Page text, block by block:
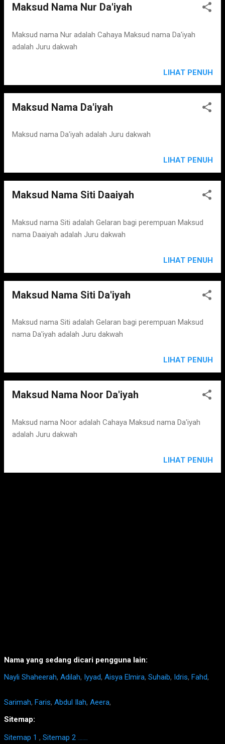
Maksud Nama Nur Da'iyah
Maksud nama Nur adalah Cahaya Maksud nama Da'iyah
adalah Juru dakwah
LIHAT PENUH
Maksud Nama Da'iyah
Maksud nama Da'iyah adalah Juru dakwah
LIHAT PENUH
Maksud Nama Siti Daaiyah
Maksud nama Siti adalah Gelaran bagi perempuan Maksud
nama Daaiyah adalah Juru dakwah
LIHAT PENUH
Maksud Nama Siti Da'iyah
Maksud nama Siti adalah Gelaran bagi perempuan Maksud
nama Da'iyah adalah Juru dakwah
LIHAT PENUH
Maksud Nama Noor Da'iyah
Maksud nama Noor adalah Cahaya Maksud nama Da'iyah
adalah Juru dakwah
LIHAT PENUH
Nama yang sedang dicari pengguna lain:
Nayli Shaheerah, Adilah, Iyyad, Aisya Elmira, Suhaib, Idris, Fahd,
Sarimah, Faris, Abdul Ilah, Aeera,
Sitemap:
Sitemap 1 , Sitemap 2